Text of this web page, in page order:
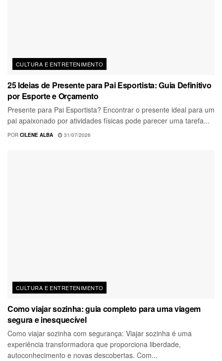
CULTURA E ENTRETENIMENTO
25 Ideias de Presente para Pai Esportista: Guia Definitivo
por Esporte e Orçamento
Presente para Pai Esportista? Encontrar o presente ideal para um
pai apaixonado por atividades físicas pode parecer uma tarefa...
POR CILENE ALBA 31/07/2026
CULTURA E ENTRETENIMENTO
Como viajar sozinha: guia completo para uma viagem
segura e inesquecível
Como viajar sozinha com segurança: Viajar sozinha é uma
experiência transformadora que proporciona liberdade,
autoconhecimento e novas descobertas. Com...